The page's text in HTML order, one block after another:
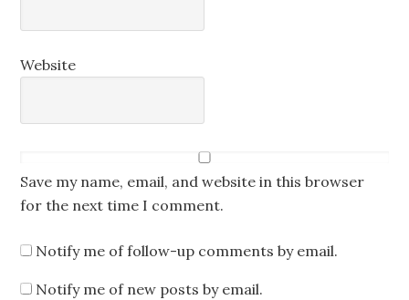
Website
Save my name, email, and website in this browser
for the next time I comment.
Notify me of follow-up comments by email.
Notify me of new posts by email.